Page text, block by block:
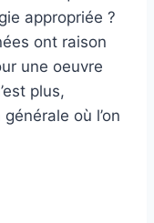
appropriée ?
ont raison
une oeuvre
plus,
où l’on